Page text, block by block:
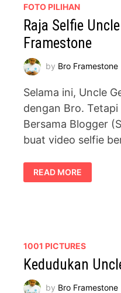
FOTO PILIHAN
Raja Selfie
Framestone
by Bro Framestone
Selama ini, Uncle
dengan Bro.
Bersama Blogger
buat video selfie
RAJA
SELFIE
UNCLE
READ MORE
1001 PICTURES
Kedudukan
by Bro Framestone